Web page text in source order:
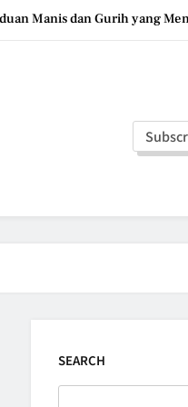
Manis dan Gurih yang
Dessert Timur Tengah yang
Stroberi: Dessert Sehat
SEARCH